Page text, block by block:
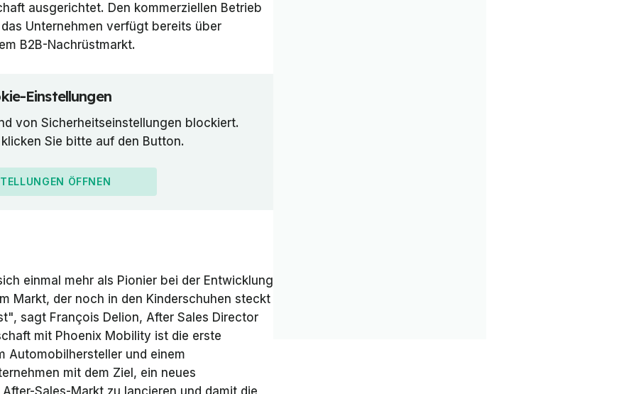
ausgerichtet. Den kommerziellen Betrieb
Unternehmen verfügt bereits über
B2B-Nachrüstmarkt.
Einstellungen
von Sicherheitseinstellungen blockiert.
Sie bitte auf den Button.
ÖFFNEN
einmal mehr als Pionier bei der Entwicklung
Markt, der noch in den Kinderschuhen steckt
sagt François Delion, After Sales Director
mit Phoenix Mobility ist die erste
Automobilhersteller und einem
mit dem Ziel, ein neues